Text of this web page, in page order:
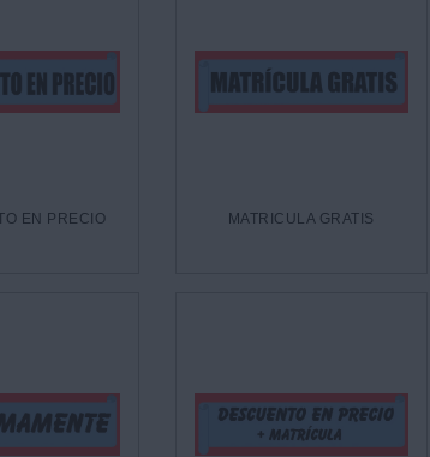
EN PRECIO MATRICULA GRATIS